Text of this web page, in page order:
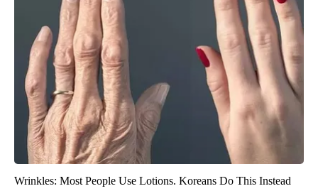
Wrinkles: Most People Use Lotions. Koreans Do This Instead